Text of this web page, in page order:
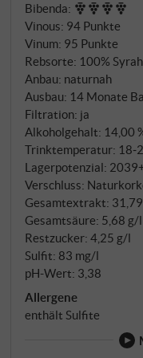
könnte: eine Hymne
trockene Hitze und
Kämpfen zwingt.
aktiv, die Reben
und liefern dafür
Reife und
Bibenda:
Vinous: 94 Punkte
Vinum: 95 Punkte
Rebsorte: 100% Syrah
Anbau: naturnah
Ausbau: 14 Monate
Filtration: ja
Alkoholgehalt: 14,00
Trinktemperatur:
Lagerpotenzial:
Verschluss:
Gesamtextrakt:
Gesamtsäure: 5,68 g/l
Restzucker: 4,25 g/l
Sulfit: 83 mg/l
pH-Wert: 3,38
Allergene
enthält Sulfite